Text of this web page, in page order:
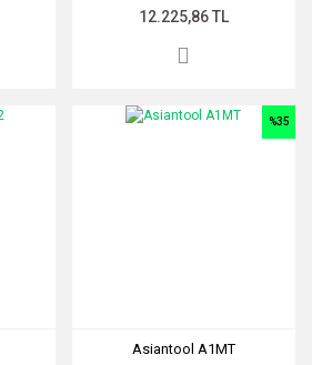
12.225,86 TL
Asiantool A1MT
%35